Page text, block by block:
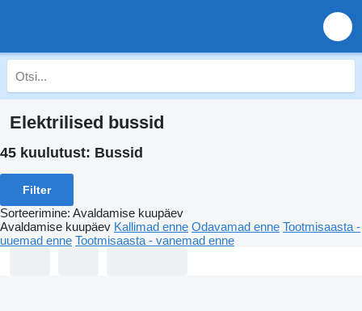
Elektrilised bussid
45 kuulutust: Bussid
Filter
Sorteerimine: Avaldamise kuupäev
Avaldamise kuupäev Kallimad enne Odavamad enne Tootmisaasta -
uuemad enne Tootmisaasta - vanemad enne